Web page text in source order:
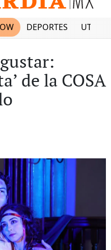
DEPORTES
de la COSA